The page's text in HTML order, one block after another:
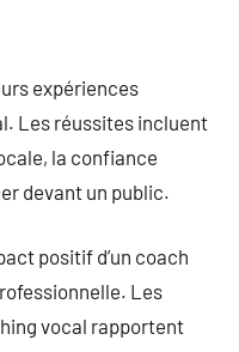
expériences
Les réussites incluent
la confiance
devant un public.
positif d’un coach
Les
vocal rapportent